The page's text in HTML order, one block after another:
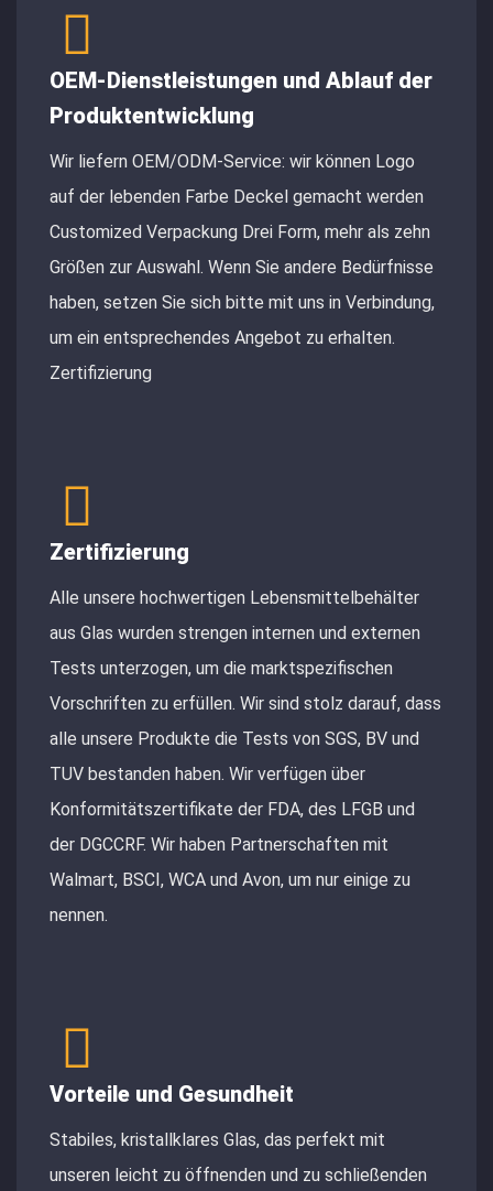
OEM-Dienstleistungen und Ablauf der
Produktentwicklung
Wir liefern OEM/ODM-Service: wir können Logo
auf der lebenden Farbe Deckel gemacht werden
Customized Verpackung Drei Form, mehr als zehn
Größen zur Auswahl. Wenn Sie andere Bedürfnisse
haben, setzen Sie sich bitte mit uns in Verbindung,
um ein entsprechendes Angebot zu erhalten.
Zertifizierung
Zertifizierung
Alle unsere hochwertigen Lebensmittelbehälter
aus Glas wurden strengen internen und externen
Tests unterzogen, um die marktspezifischen
Vorschriften zu erfüllen. Wir sind stolz darauf, dass
alle unsere Produkte die Tests von SGS, BV und
TUV bestanden haben. Wir verfügen über
Konformitätszertifikate der FDA, des LFGB und
der DGCCRF. Wir haben Partnerschaften mit
Walmart, BSCI, WCA und Avon, um nur einige zu
nennen.
Vorteile und Gesundheit
Stabiles, kristallklares Glas, das perfekt mit
unseren leicht zu öffnenden und zu schließenden